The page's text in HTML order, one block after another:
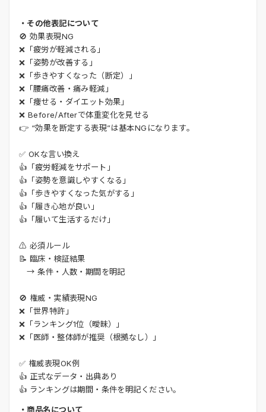
・その他表記について
🚫 効果表現NG
❌「疲労が軽減される」
❌「姿勢が改善する」
❌「歩きやすくなった（断定）」
❌「腰痛改善・痛み軽減」
❌「痩せる・ダイエット効果」
❌ Before/Afterで体重変化を見せる
👉 “効果を断定する表現”は基本NGになります。
✅ OKな言い換え
👍「疲労軽減をサポート」
👍「姿勢を意識しやすくなる」
👍「歩きやすくなった気がする」
👍「履き心地が良い」
👍「履いて生活するだけ」
⚠️ 必須ルール
📝 臨床・検証結果
→ 条件・人数・期間を明記
🚫 権威・実績表現NG
❌「世界特許」
❌「ランキング1位（曖昧）」
❌「医師・整体師が推奨（根拠なし）」
✅ 権威表現OK例
👍 正式なデータ・出典あり
👍 ランキングは期間・条件を明記ください。
・商品名について